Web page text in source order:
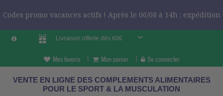
Codes promo vacances actifs ! Après le 06/08 à 14h : expédition
Livraison offerte dès 60€
Mes favoris Mon panier Se connecter
VENTE EN LIGNE DES COMPLEMENTS ALIMENTAIRES
POUR LE SPORT & LA MUSCULATION